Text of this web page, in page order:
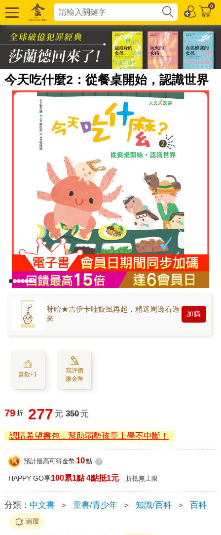
0
今天吃什麼2：從餐桌開始，認識世界
呀哈★吉伊卡哇旋風再起，精選周邊看過
來
加購
喜歡+1
寫評價
賺金幣
79 折 277 元 350 元
認購希望書包，幫助弱勢孩童上學不中斷！
預計最高可得金幣 10點 ?
HAPPY GO享100累1點 4點抵1元 折抵無上限
分類： 中文書 ＞ 童書/青少年 ＞ 知識/百科 ＞ 百科
追蹤